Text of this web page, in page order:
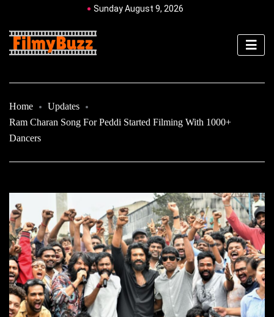
Sunday August 9, 2026
Home
Updates
Ram Charan Song For Peddi Started Filming With 1000+
Dancers